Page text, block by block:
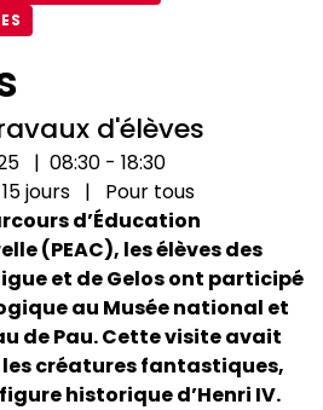
d'élèves
08:30 - 18:30
15 jours
Pour tous
d’Éducation
(PEAC), les élèves des
et de Gelos ont participé
au Musée national et
de Pau. Cette visite avait
créatures fantastiques,
historique d’Henri IV.